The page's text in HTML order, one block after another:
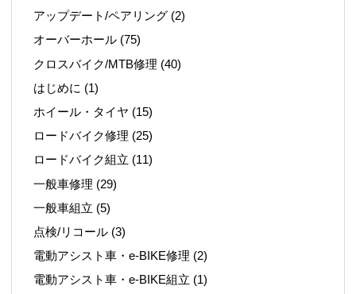
アップデート/ペアリング (2)
オーバーホール (75)
クロスバイク/MTB修理 (40)
はじめに (1)
ホイール・タイヤ (15)
ロードバイク修理 (25)
ロードバイク組立 (11)
一般車修理 (29)
一般車組立 (5)
点検/リコール (3)
電動アシスト車・e-BIKE修理 (2)
電動アシスト車・e-BIKE組立 (1)